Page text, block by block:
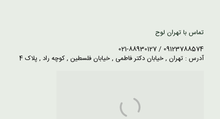
تماس با تهران لوح
09123788574 / 021-88930127
آدرس : تهران , خیابان دکتر فاطمی , خیابان فلسطین , کوچه راد , پلاک 4